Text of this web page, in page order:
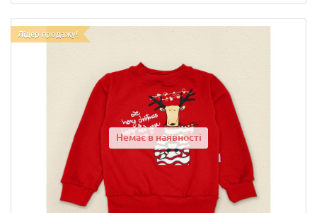
Лідер продажу!
Немає в наявності